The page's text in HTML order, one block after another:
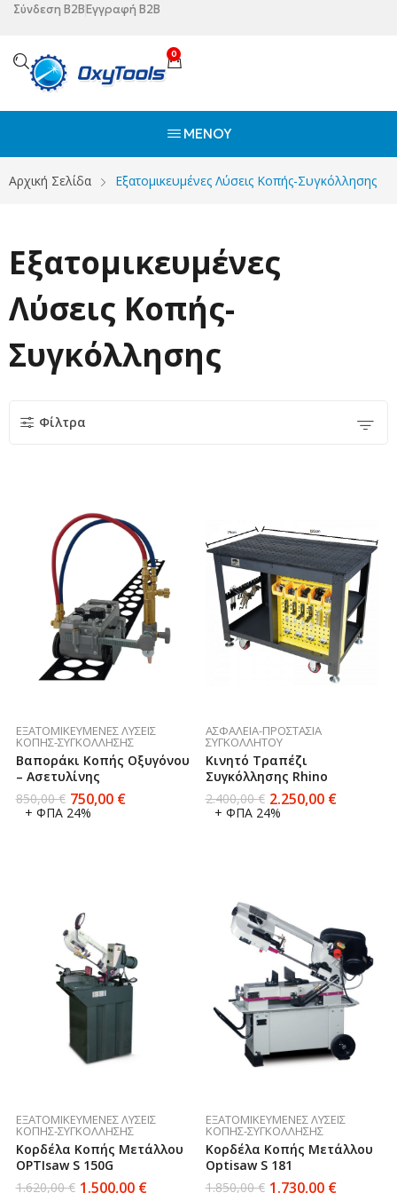
Σύνδεση B2BΕγγραφή B2B
0
ΜΕΝΟΎ
Αρχική Σελίδα Εξατομικευμένες Λύσεις Κοπής-Συγκόλλησης
Εξατομικευμένες
Λύσεις Κοπής-
Συγκόλλησης
Φίλτρα
ΕΞΑΤΟΜΙΚΕΥΜΈΝΕΣ ΛΎΣΕΙΣ
ΚΟΠΉΣ-ΣΥΓΚΌΛΛΗΣΗΣ
Βαποράκι Κοπής Οξυγόνου
– Ασετυλίνης
850,00€ 750,00 €
+ ΦΠΑ 24%
ΑΣΦΆΛΕΙΑ-ΠΡΟΣΤΑΣΊΑ
ΣΥΓΚΟΛΛΗΤΟΎ
Κινητό Τραπέζι
Συγκόλλησης Rhino
2.400,00€ 2.250,00 €
+ ΦΠΑ 24%
ΕΞΑΤΟΜΙΚΕΥΜΈΝΕΣ ΛΎΣΕΙΣ
ΚΟΠΉΣ-ΣΥΓΚΌΛΛΗΣΗΣ
Κορδέλα Κοπής Μετάλλου
OPTIsaw S 150G
1.620,00€ 1.500,00 €
ΕΞΑΤΟΜΙΚΕΥΜΈΝΕΣ ΛΎΣΕΙΣ
ΚΟΠΉΣ-ΣΥΓΚΌΛΛΗΣΗΣ
Κορδέλα Κοπής Μετάλλου
Optisaw S 181
1.850,00€ 1.730,00 €